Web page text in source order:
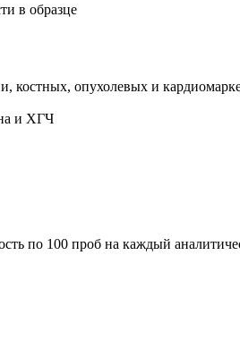
в образце
костных, опухолевых и
и ХГЧ
по 100 проб на каждый